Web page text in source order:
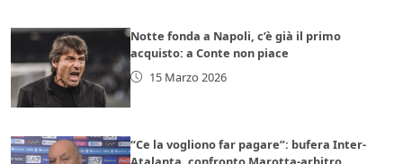
Notte fonda a Napoli, c’è già il primo
acquisto: a Conte non piace
15 Marzo 2026
“Ce la vogliono far pagare”: bufera Inter-